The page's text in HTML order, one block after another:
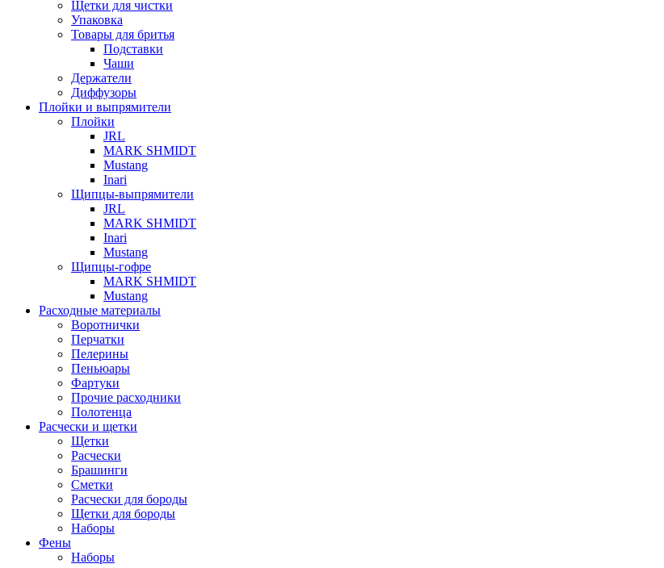
Щетки для чистки
Упаковка
Товары для бритья
Подставки
Чаши
Держатели
Диффузоры
Плойки и выпрямители
Плойки
JRL
MARK SHMIDT
Mustang
Inari
Щипцы-выпрямители
JRL
MARK SHMIDT
Inari
Mustang
Щипцы-гофре
MARK SHMIDT
Mustang
Расходные материалы
Воротнички
Перчатки
Пелерины
Пеньюары
Фартуки
Прочие расходники
Полотенца
Расчески и щетки
Щетки
Расчески
Брашинги
Сметки
Расчески для бороды
Щетки для бороды
Наборы
Фены
Наборы